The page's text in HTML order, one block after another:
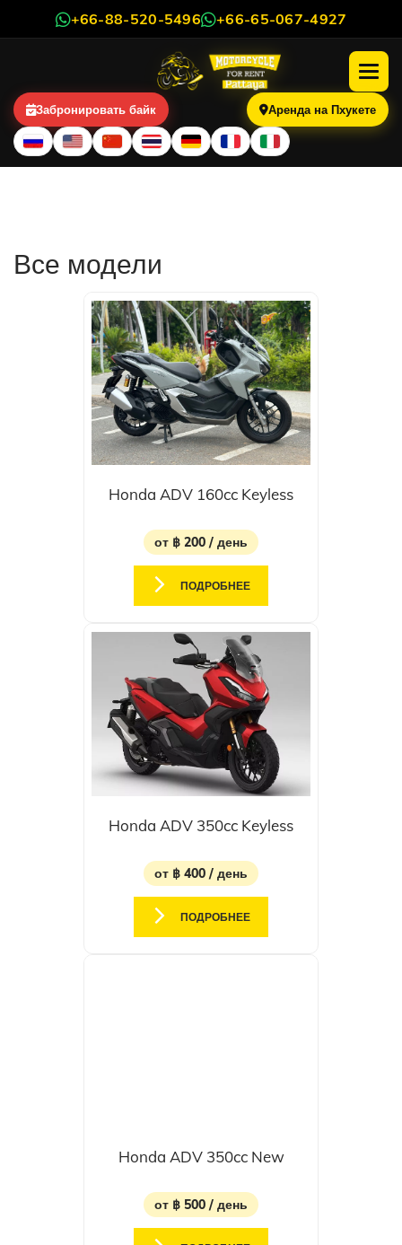
+66-88-520-5496 +66-65-067-4927
Забронировать байк Аренда на Пхукете
Все модели
Honda ADV 160cc Keyless
от ฿ 200 / день
ПОДРОБНЕЕ
Honda ADV 350cc Keyless
от ฿ 400 / день
ПОДРОБНЕЕ
Honda ADV 350cc New
от ฿ 500 / день